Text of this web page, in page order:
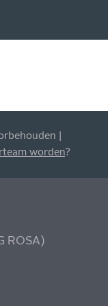
|
worden?
ROSA)